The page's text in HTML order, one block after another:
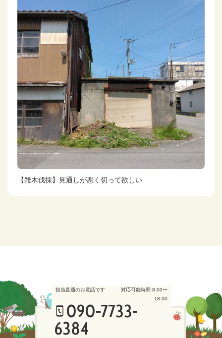
【雑木伐採】見通しが悪く切って欲しい
090-7733-
6384
担当直通のお電話です
対応可能時間 8:00〜
18:00